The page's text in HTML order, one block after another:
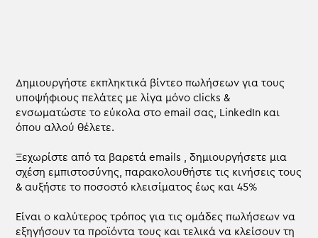
Δημιουργήστε εκπληκτικά βίντεο πωλήσεων για τους
υποψήφιους πελάτες με λίγα μόνο clicks &
ενσωματώστε το εύκολα στο email σας, LinkedIn και
όπου αλλού θέλετε.
Ξεχωρίστε από τα βαρετά emails , δημιουργήσετε μια
σχέση εμπιστοσύνης, παρακολουθήστε τις κινήσεις τους
& αυξήστε το ποσοστό κλεισίματος έως και 45%
Είναι ο καλύτερος τρόπος για τις ομάδες πωλήσεων να
εξηγήσουν τα προϊόντα τους και τελικά να κλείσουν τη